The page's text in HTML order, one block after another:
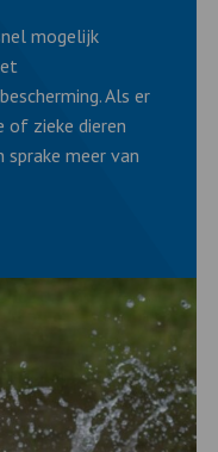
mogelijk
Als er
of zieke dieren
sprake meer van